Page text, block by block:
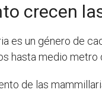
crecen
es un género de
hasta medio metro
de las